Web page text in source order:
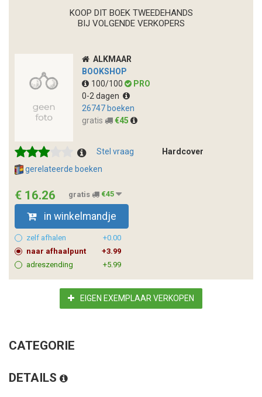
KOOP DIT BOEK TWEEDEHANDS
BIJ VOLGENDE VERKOPERS
ALKMAAR
BOOKSHOP
100/100
PRO
0-2 dagen
26747 boeken
gratis
€45
Stel vraag
Hardcover
gerelateerde boeken
€ 16.26 gratis €45
in winkelmandje
zelf afhalen
+0.00
naar afhaalpunt
+3.99
adreszending
+5.99
EIGEN EXEMPLAAR VERKOPEN
CATEGORIE
DETAILS